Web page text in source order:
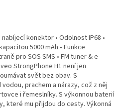
nabíjecí konektor • Odolnost IP68 •
5000 mAh • Funkce
pro SOS SMS • FM tuner & e-
StrongPhone H1 není jen
svět bez obav. S
prachem a nárazy, což z něj
i řemeslníky. S výkonnou baterií
které mu přijdou do cesty. Výkonná